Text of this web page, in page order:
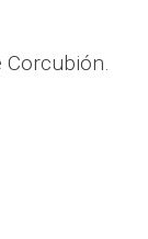
Corcubión.